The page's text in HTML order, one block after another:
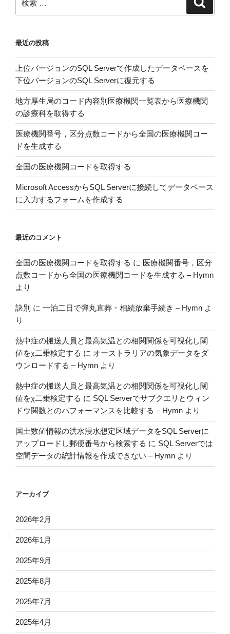
に
る
冬
季
超
過
死
亡
率：
主
要
リ
ス
ク
因
同
定
し
た
国
家
間
析”
の
索:
最近の投稿
上位バージョンのSQL Serverで作成したデータベースを
下位バージョンのSQL Serverに復元する
地方厚生局のコード内容別医療機関一覧表から医療機関
の診療科を取得する
医療機関番号，区分点数コードから全国の医療機関コー
ドを生成する
全国の医療機関コードを取得する
Microsoft AccessからSQL Serverに接続してデータベース
に入力するフォームを作成する
最近のコメント
全国の医療機関コードを取得する に 医療機関番号，区分
点数コードから全国の医療機関コードを生成する – Hymn
より
訣別 に 一泊二日で弾丸直葬・相続放棄手続き – Hymn よ
り
熱中症の搬送人員と最高気温との相関関係を可視化し閾
値をχ二乗検定する に オーストラリアの気象データをダ
ウンロードする – Hymn より
熱中症の搬送人員と最高気温との相関関係を可視化し閾
値をχ二乗検定する に SQL Serverでサブクエリとウィン
ドウ関数とのパフォーマンスを比較する – Hymn より
国土数値情報の洪水浸水想定区域データをSQL Serverに
アップロードし郵便番号から検索する に SQL Serverでは
空間データの統計情報を作成できない – Hymn より
アーカイブ
2026年2月
2026年1月
2025年9月
2025年8月
2025年7月
2025年4月